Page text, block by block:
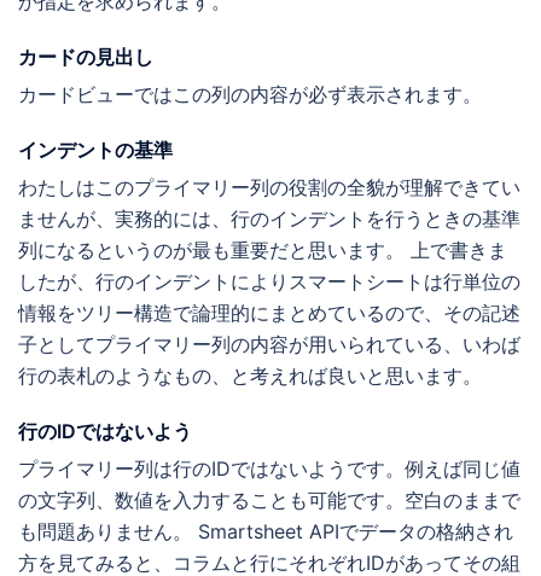
カードの見出し
カードビューではこの列の内容が必ず表示されます。
インデントの基準
わたしはこのプライマリー列の役割の全貌が理解できてい
ませんが、実務的には、行のインデントを行うときの基準
列になるというのが最も重要だと思います。 上で書きま
したが、行のインデントによりスマートシートは行単位の
情報をツリー構造で論理的にまとめているので、その記述
子としてプライマリー列の内容が用いられている、いわば
行の表札のようなもの、と考えれば良いと思います。
行のIDではないよう
プライマリー列は行のIDではないようです。例えば同じ値
の文字列、数値を入力することも可能です。空白のままで
も問題ありません。 Smartsheet APIでデータの格納され
方を見てみると、コラムと行にそれぞれIDがあってその組